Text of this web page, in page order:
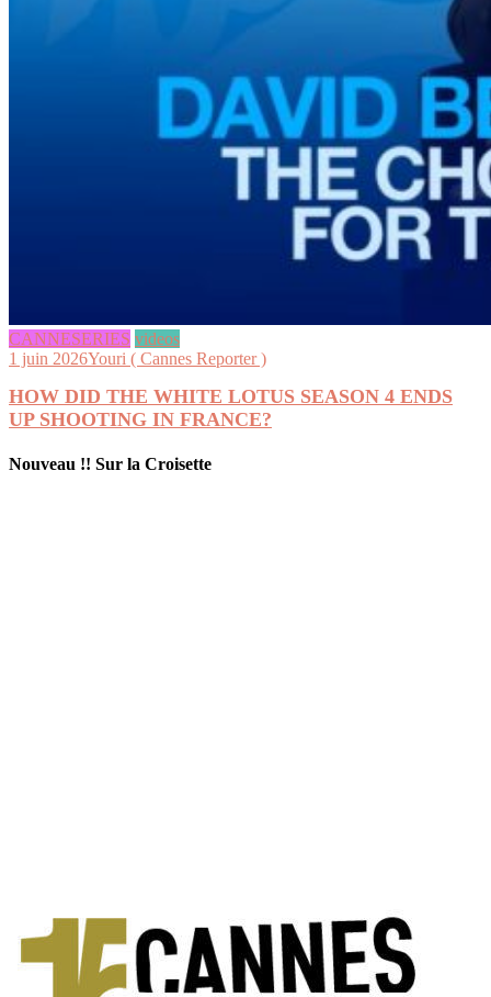
CANNESERIES videos
1 juin 2026Youri ( Cannes Reporter )
HOW DID THE WHITE LOTUS SEASON 4 ENDS
UP SHOOTING IN FRANCE?
Nouveau !! Sur la Croisette